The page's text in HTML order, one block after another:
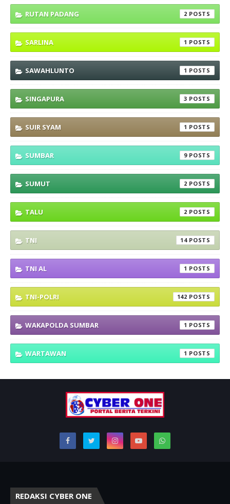
RUTAN PADANG 2
SARLINA 1
SAWAHLUNTO 1
SINGAPURA 3
SUIR SYAM 1
SUMBAR 9
SUMUT 2
TALU 2
TNI 14
TNI AL 1
TNI-POLRI 142
WAKAPOLDA SUMBAR 1
WARTAWAN 1
REDAKSI CYBER ONE